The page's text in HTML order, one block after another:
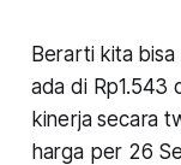
Berarti kita
ada di Rp1.543
kinerja secara
harga per 26